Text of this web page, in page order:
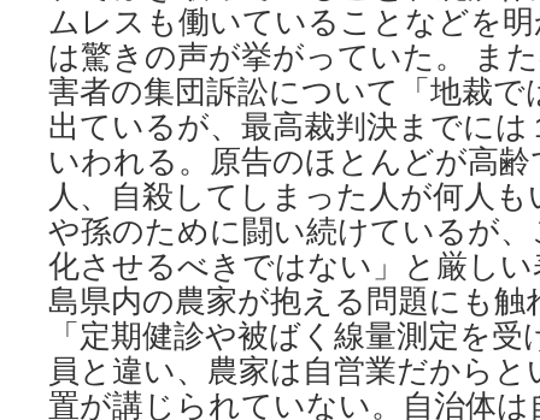
ムレスも働いていることなどを
は驚きの声が挙がっていた。 ま
害者の集団訴訟について「地裁で
出ているが、最高裁判決までに
いわれる。原告のほとんどが高
人、自殺してしまった人が何人
や孫のために闘い続けているが
化させるべきではない」と厳し
島県内の農家が抱える問題にも
「定期健診や被ばく線量測定を
員と違い、農家は自営業だから
置が講じられていない。自治体